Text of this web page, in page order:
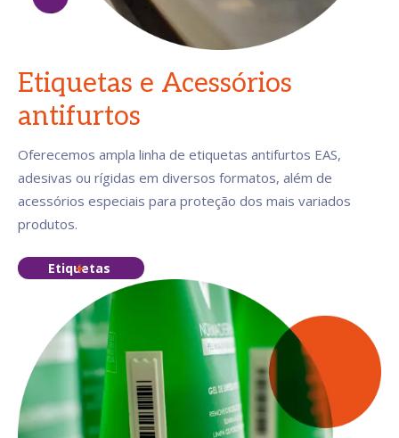
Etiquetas e Acessórios
antifurtos
Oferecemos ampla linha de etiquetas antifurtos EAS,
adesivas ou rígidas em diversos formatos, além de
acessórios especiais para proteção dos mais variados
produtos.
Etiquetas